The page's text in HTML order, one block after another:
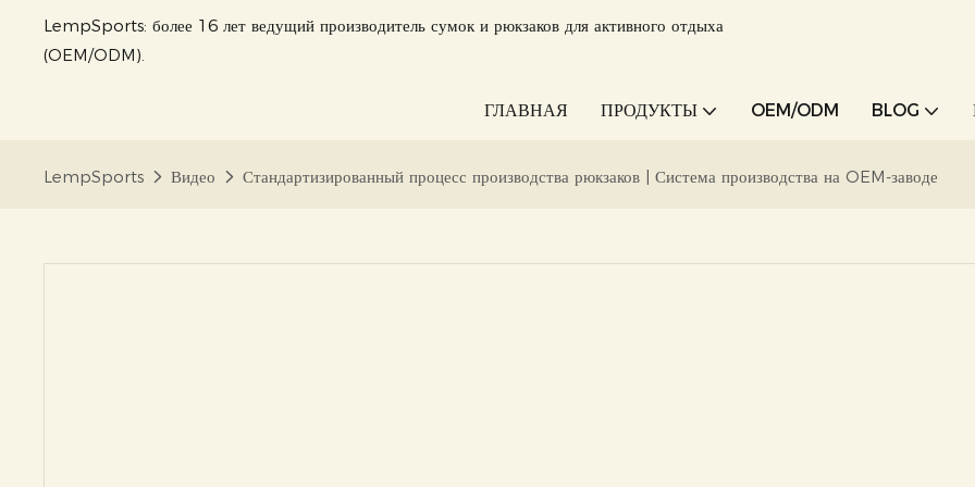
LempSports: более 16 лет ведущий производитель сумок и рюкзаков для активного отдыха
(OEM/ODM).
ГЛАВНАЯ ПРОДУКТЫ OEM/ODM BLOG
LempSports Видео Стандартизированный процесс производства рюкзаков | Система производства на OEM-заводе